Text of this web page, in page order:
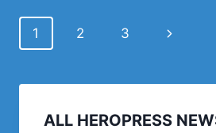
UND
DEINE
SINNVOLL
Page
1 2 3
Next
ALL HEROPRESS